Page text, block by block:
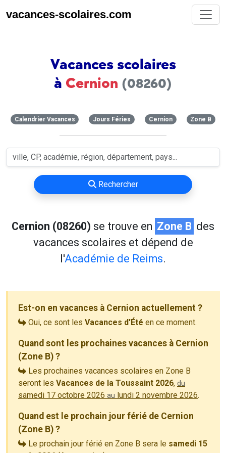
vacances-scolaires.com
Vacances scolaires
à Cernion (08260)
Calendrier Vacances Jours Féries Cernion Zone B
Rechercher
Cernion (08260) se trouve en Zone B des
vacances scolaires et dépend de
l'Académie de Reims.
Est-on en vacances à Cernion actuellement ?
Oui, ce sont les Vacances d'Été en ce moment.
Quand sont les prochaines vacances à Cernion
(Zone B) ?
Les prochaines vacances scolaires en Zone B
seront les Vacances de la Toussaint 2026, du
samedi 17 octobre 2026 au lundi 2 novembre 2026.
Quand est le prochain jour férié de Cernion
(Zone B) ?
Le prochain jour férié en Zone B sera le samedi 15